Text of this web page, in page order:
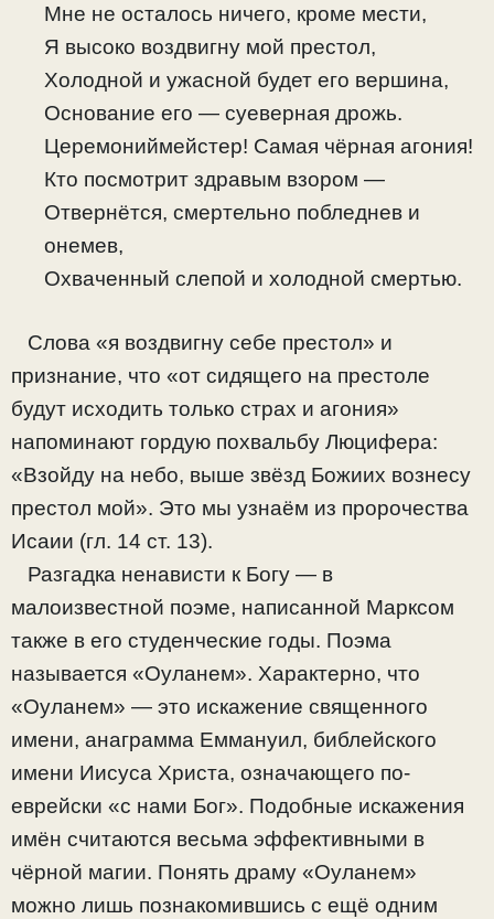
Мне не осталось ничего, кроме мести,
Я высоко воздвигну мой престол,
Холодной и ужасной будет его вершина,
Основание его — суеверная дрожь.
Церемониймейстер! Самая чёрная агония!
Кто посмотрит здравым взором —
Отвернётся, смертельно побледнев и
онемев,
Охваченный слепой и холодной смертью.
Слова «я воздвигну себе престол» и
признание, что «от сидящего на престоле
будут исходить только страх и агония»
напоминают гордую похвальбу Люцифера:
«Взойду на небо, выше звёзд Божиих вознесу
престол мой». Это мы узнаём из пророчества
Исаии (гл. 14 ст. 13).
Разгадка ненависти к Богу — в
малоизвестной поэме, написанной Марксом
также в его студенческие годы. Поэма
называется «Оуланем». Характерно, что
«Оуланем» — это искажение священного
имени, анаграмма Еммануил, библейского
имени Иисуса Христа, означающего по-
еврейски «с нами Бог». Подобные искажения
имён считаются весьма эффективными в
чёрной магии. Понять драму «Оуланем»
можно лишь познакомившись с ещё одним